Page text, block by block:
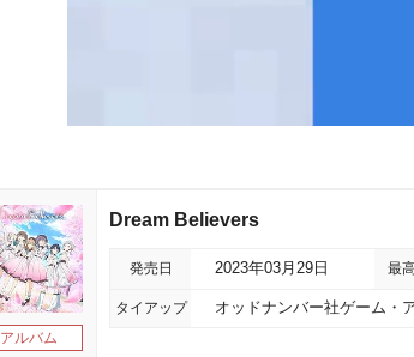
アルバム
Dream Believers
発売日 2023年03月29日 最
タイアップ オッドナンバー社ゲーム・